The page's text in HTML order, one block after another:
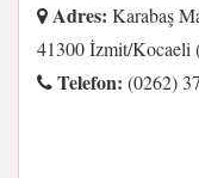
Adres: Karabaş
41300 İzmit/Kocaeli
Telefon: (0262)